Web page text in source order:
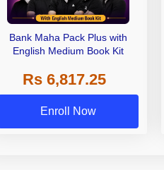
Bank Maha Pack Plus with
English Medium Book Kit
Rs 6,817.25
Enroll Now